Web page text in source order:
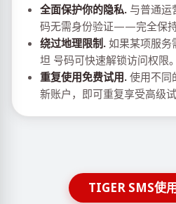
全面保护你的隐私. 与普通运
码无需身份验证——完全保持
绕过地理限制. 如果某项服务
坦 号码可快速解锁访问权限。
重复使用免费试用. 使用不同
新账户，即可重复享受高级试
TIGER SMS使